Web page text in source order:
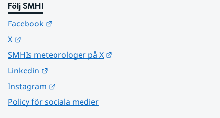
Följ SMHI
Facebook
X
SMHIs meteorologer på X
Linkedin
Instagram
Policy för sociala medier